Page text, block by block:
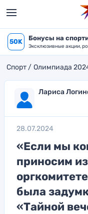
50K Бонусы на
Эксклюзивные акции,
Спорт Олимпиада
Лариса
28.07.2024
«Если мы
приносим
была
«Тайной